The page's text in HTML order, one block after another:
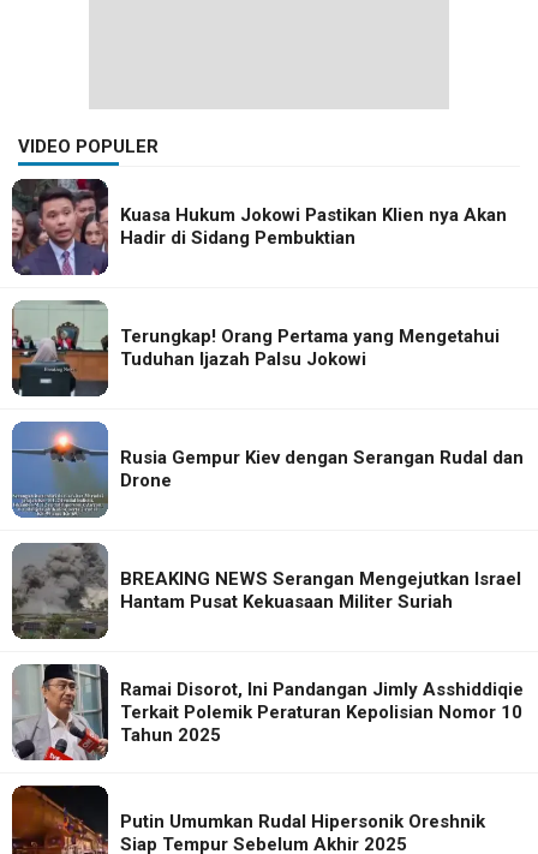
VIDEO POPULER
Kuasa Hukum Jokowi Pastikan Klien nya Akan
Hadir di Sidang Pembuktian
Terungkap! Orang Pertama yang Mengetahui
Tuduhan Ijazah Palsu Jokowi
Rusia Gempur Kiev dengan Serangan Rudal dan
Drone
BREAKING NEWS Serangan Mengejutkan Israel
Hantam Pusat Kekuasaan Militer Suriah
Ramai Disorot, Ini Pandangan Jimly Asshiddiqie
Terkait Polemik Peraturan Kepolisian Nomor 10
Tahun 2025
Putin Umumkan Rudal Hipersonik Oreshnik
Siap Tempur Sebelum Akhir 2025